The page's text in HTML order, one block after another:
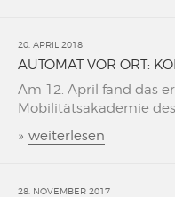
20. APRIL 2018
AUTOMAT VOR ORT:
Am 12. April fand das
Mobilitätsakademie des
» weiterlesen
28. NOVEMBER 2017